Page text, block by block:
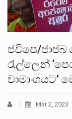
ජවිපෙ/ජාජබ
රැල්ලෙන්
වාමාංශයට’
Mar 2, 2023